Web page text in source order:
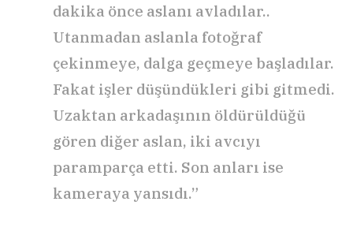
dakika önce aslanı avladılar..
Utanmadan aslanla fotoğraf
çekinmeye, dalga geçmeye başladılar.
Fakat işler düşündükleri gibi gitmedi.
Uzaktan arkadaşının öldürüldüğü
gören diğer aslan, iki avcıyı
paramparça etti. Son anları ise
kameraya yansıdı.”